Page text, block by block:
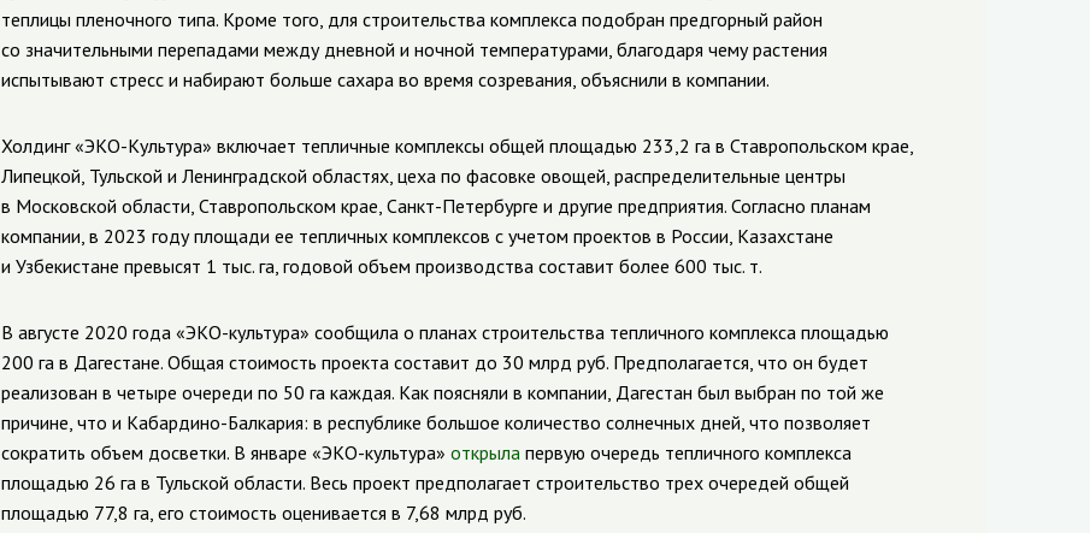
теплицы пленочного типа. Кроме того, для строительства комплекса подобран предгорный район
со значительными перепадами между дневной и ночной температурами, благодаря чему растения
испытывают стресс и набирают больше сахара во время созревания, объяснили в компании.
Холдинг «ЭКО-Культура» включает тепличные комплексы общей площадью 233,2 га в Ставропольском крае,
Липецкой, Тульской и Ленинградской областях, цеха по фасовке овощей, распределительные центры
в Московской области, Ставропольском крае, Санкт-Петербурге и другие предприятия. Согласно планам
компании, в 2023 году площади ее тепличных комплексов с учетом проектов в России, Казахстане
и Узбекистане превысят 1 тыс. га, годовой объем производства составит более 600 тыс. т.
В августе 2020 года «ЭКО-культура» сообщила о планах строительства тепличного комплекса площадью
200 га в Дагестане. Общая стоимость проекта составит до 30 млрд руб. Предполагается, что он будет
реализован в четыре очереди по 50 га каждая. Как поясняли в компании, Дагестан был выбран по той же
причине, что и Кабардино-Балкария: в республике большое количество солнечных дней, что позволяет
сократить объем досветки. В январе «ЭКО-культура» открылапервую очередь тепличного комплекса
площадью 26 га в Тульской области. Весь проект предполагает строительство трех очередей общей
площадью 77,8 га, его стоимость оценивается в 7,68 млрд руб.